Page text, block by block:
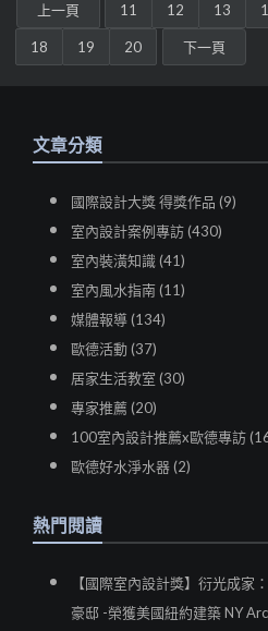
上一頁 11 12 13
18 19 20 下一頁
文章分類
國際設計大獎 得獎作品 (9)
室內設計案例專訪 (430)
室內裝潢知識 (41)
室內風水指南 (11)
媒體報導 (134)
歐德活動 (37)
居家生活教室 (30)
專家推薦 (20)
100室內設計推薦x歐德專訪
歐德好水淨水器 (2)
熱門閱讀
【國際室內設計獎】衍光成家
豪邸 -榮獲美國紐約建築 NY